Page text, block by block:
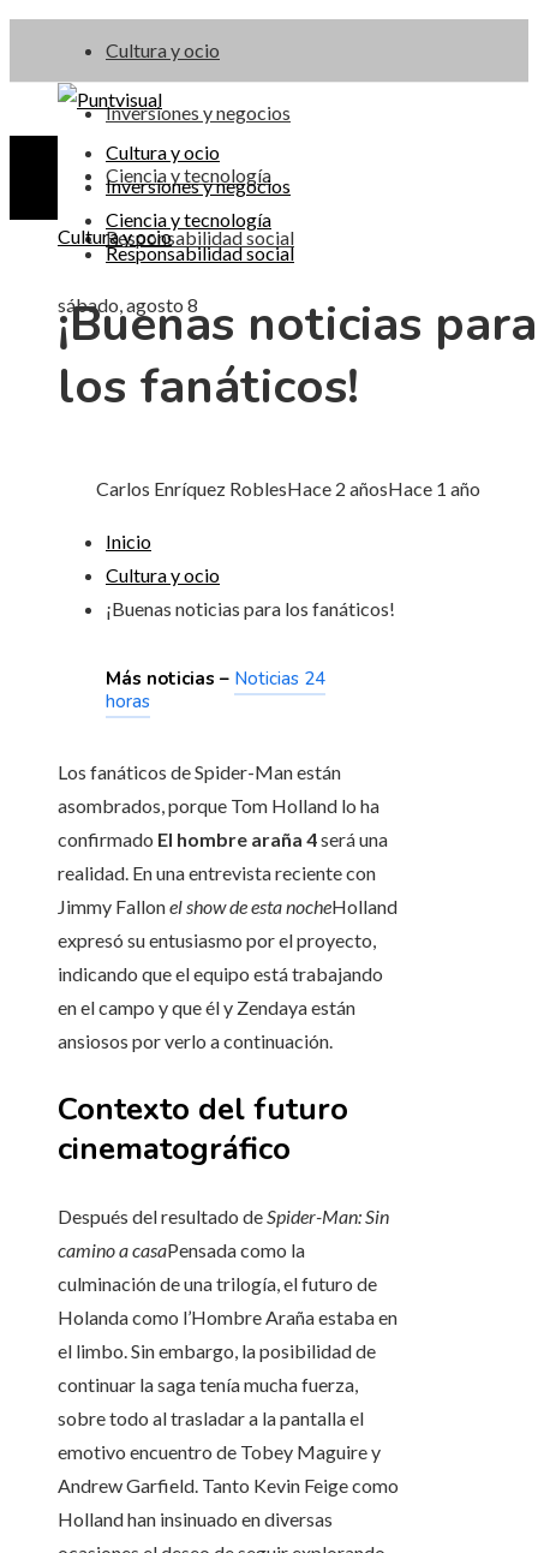
Cultura y ocio
Inversiones y negocios
Ciencia y tecnología
Responsabilidad social
sábado, agosto 8
Cultura y ocio
Inversiones y negocios
Ciencia y tecnología
Responsabilidad social
Cultura y ocio
¡Buenas noticias para
los fanáticos!
Carlos Enríquez RoblesHace 2 añosHace 1 año
Inicio
Cultura y ocio
¡Buenas noticias para los fanáticos!
Más noticias – Noticias 24
horas
Los fanáticos de Spider-Man están
asombrados, porque Tom Holland lo ha
confirmado El hombre araña 4será una
realidad. En una entrevista reciente con
Jimmy Fallonel show de esta nocheHolland
expresó su entusiasmo por el proyecto,
indicando que el equipo está trabajando
en el campo y que él y Zendaya están
ansiosos por verlo a continuación.
Contexto del futuro
cinematográfico
Después del resultado deSpider-Man: Sin
camino a casaPensada como la
culminación de una trilogía, el futuro de
Holanda como l’Hombre Araña estaba en
el limbo. Sin embargo, la posibilidad de
continuar la saga tenía mucha fuerza,
sobre todo al trasladar a la pantalla el
emotivo encuentro de Tobey Maguire y
Andrew Garfield. Tanto Kevin Feige como
Holland han insinuado en diversas